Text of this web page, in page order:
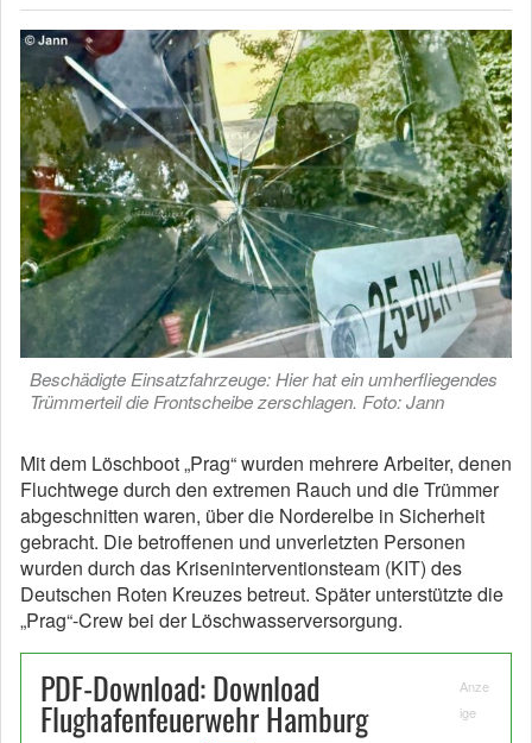
Beschädigte Einsatzfahrzeuge: Hier hat ein umherfliegendes
Trümmerteil die Frontscheibe zerschlagen. Foto: Jann
Mit dem Löschboot „Prag“ wurden mehrere Arbeiter, denen
Fluchtwege durch den extremen Rauch und die Trümmer
abgeschnitten waren, über die Norderelbe in Sicherheit
gebracht. Die betroffenen und unverletzten Personen
wurden durch das Kriseninterventionsteam (KIT) des
Deutschen Roten Kreuzes betreut. Später unterstützte die
„Prag“-Crew bei der Löschwasserversorgung.
PDF-Download: Download
Flughafenfeuerwehr Hamburg
Anze
ige